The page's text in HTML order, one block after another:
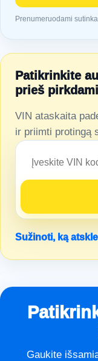
Prenumeruodami
Patikrinkite
prieš pirkdami
VIN ataskaita
ir priimti protingą
Sužinoti, ką
Gaukite